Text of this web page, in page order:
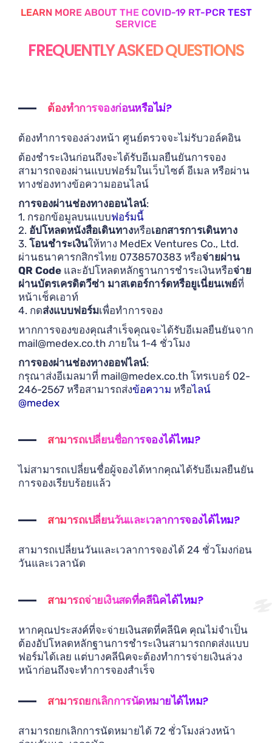
LEARN MORE ABOUT THE COVID-19 RT-PCR TEST
SERVICE
FREQUENTLY ASKED QUESTIONS
ต้องทำการจองก่อนหรือไม่?
ต้องทำการจองล่วงหน้า ศูนย์ตรวจจะไม่รับวอล์คอิน
ต้องชำระเงินก่อนถึงจะได้รับอีเมลยืนยันการจอง
สามารถจองผ่านแบบฟอร์มในเว็บไซต์ อีเมล หรือผ่าน
ทางช่องทางข้อความออนไลน์
การจองผ่านช่องทางออนไลน์:
1. กรอกข้อมูลบนแบบฟอร์มนี้
2. อัปโหลดหนังสือเดินทางหรือเอกสารการเดินทาง
3. โอนชำระเงินให้ทาง MedEx Ventures Co., Ltd.
ผ่านธนาคารกสิกรไทย 0738570383 หรือจ่ายผ่าน
QR Code และอัปโหลดหลักฐานการชำระเงินหรือจ่าย
ผ่านบัตรเครดิตวีซ่า มาสเตอร์การ์ดหรือยูเนี่ยนเพย์ที่
หน้าเช็คเอาท์
4. กดส่งแบบฟอร์มเพื่อทำการจอง
หากการจองของคุณสำเร็จคุณจะได้รับอีเมลยืนยันจาก
mail@medex.co.th ภายใน 1-4 ชั่วโมง
การจองผ่านช่องทางออฟไลน์:
กรุณาส่งอีเมลมาที่ mail@medex.co.th โทรเบอร์ 02-
246-2567 หรือสามารถส่งข้อความ หรือไลน์
@medex
สามารถเปลี่ยนชื่อการจองได้ไหม?
ไม่สามารถเปลี่ยนชื่อผู้จองได้หากคุณได้รับอีเมลยืนยัน
การจองเรียบร้อยแล้ว
สามารถเปลี่ยนวันและเวลาการจองได้ไหม?
สามารถเปลี่ยนวันและเวลาการจองได้ 24 ชั่วโมงก่อน
วันและเวลานัด
สามารถจ่ายเงินสดที่คลีนิคได้ไหม?
หากคุณประสงค์ที่จะจ่ายเงินสดที่คลีนิค คุณไม่จำเป็น
ต้องอัปโหลดหลักฐานการชำระเงินสามารถกดส่งแบบ
ฟอร์มได้เลย แต่บางคลีนิคจะต้องทำการจ่ายเงินล่วง
หน้าก่อนถึงจะทำการจองสำเร็จ
สามารถยกเลิกการนัดหมายได้ไหม?
สามารถยกเลิกการนัดหมายได้ 72 ชั่วโมงล่วงหน้า